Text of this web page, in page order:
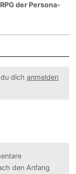
der Persona-
dich anmelden
den Anfang